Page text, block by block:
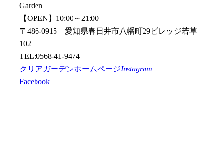
Garden
【OPEN】10:00～21:00
〒486-0915 愛知県春日井市八幡町29ビレッジ若草
102
TEL:0568-41-9474
クリアガーデンホームページInstagram
Facebook